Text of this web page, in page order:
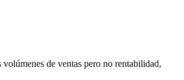
de ventas pero no rentabilidad,